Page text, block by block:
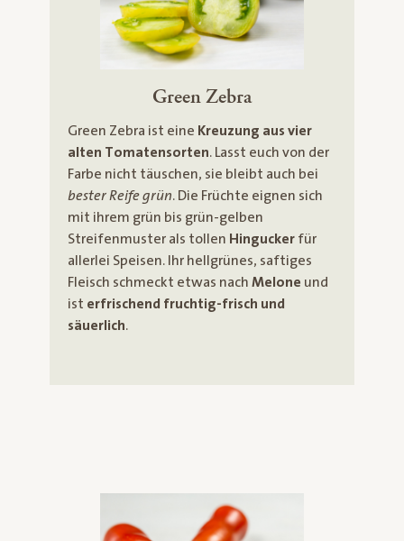
Green Zebra
Green Zebra ist eine Kreuzung aus vier
alten Tomatensorten. Lasst euch von der
Farbe nicht täuschen, sie bleibt auch bei
bester Reife grün. Die Früchte eignen sich
mit ihrem grün bis grün-gelben
Streifenmuster als tollen Hinguckerfür
allerlei Speisen. Ihr hellgrünes, saftiges
Fleisch schmeckt etwas nach Melone und
ist erfrischend fruchtig-frisch und
säuerlich.